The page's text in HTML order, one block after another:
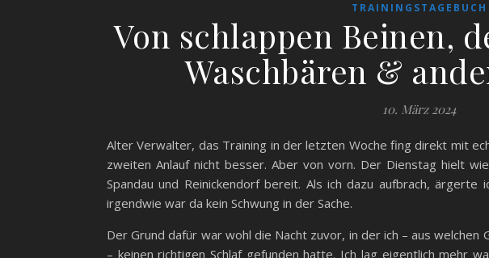
TRAININGSTAGEBUCH
Von schlappen Beinen,
Waschbären &
10. März 2024
Alter Verwalter, das Training in der letzten Woche fing direkt mit
zweiten Anlauf nicht besser. Aber von vorn. Der Dienstag hielt
Spandau und Reinickendorf bereit. Als ich dazu aufbrach, ärgerte
irgendwie war da kein Schwung in der Sache.
Der Grund dafür war wohl die Nacht zuvor, in der ich – aus welchen
– keinen richtigen Schlaf gefunden hatte. Ich lag eigentlich mehr